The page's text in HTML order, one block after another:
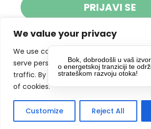
We value your privacy
We use cookies to enhance your
serve personalized ads or content, and
traffic. By clicking "Accept All", you
of cookies.
Customize Reject All
PRIJAVI SE
Klikom na gumb dajete
primanje novosti Pokreta
slažete spolitikom
DRUŠTVENE
Bok, dobrodošli u vaš
o energetskoj tranziciji te
strateškom razvoju otoka!